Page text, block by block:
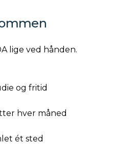
lige ved hånden.
og fritid
hver måned
ét sted